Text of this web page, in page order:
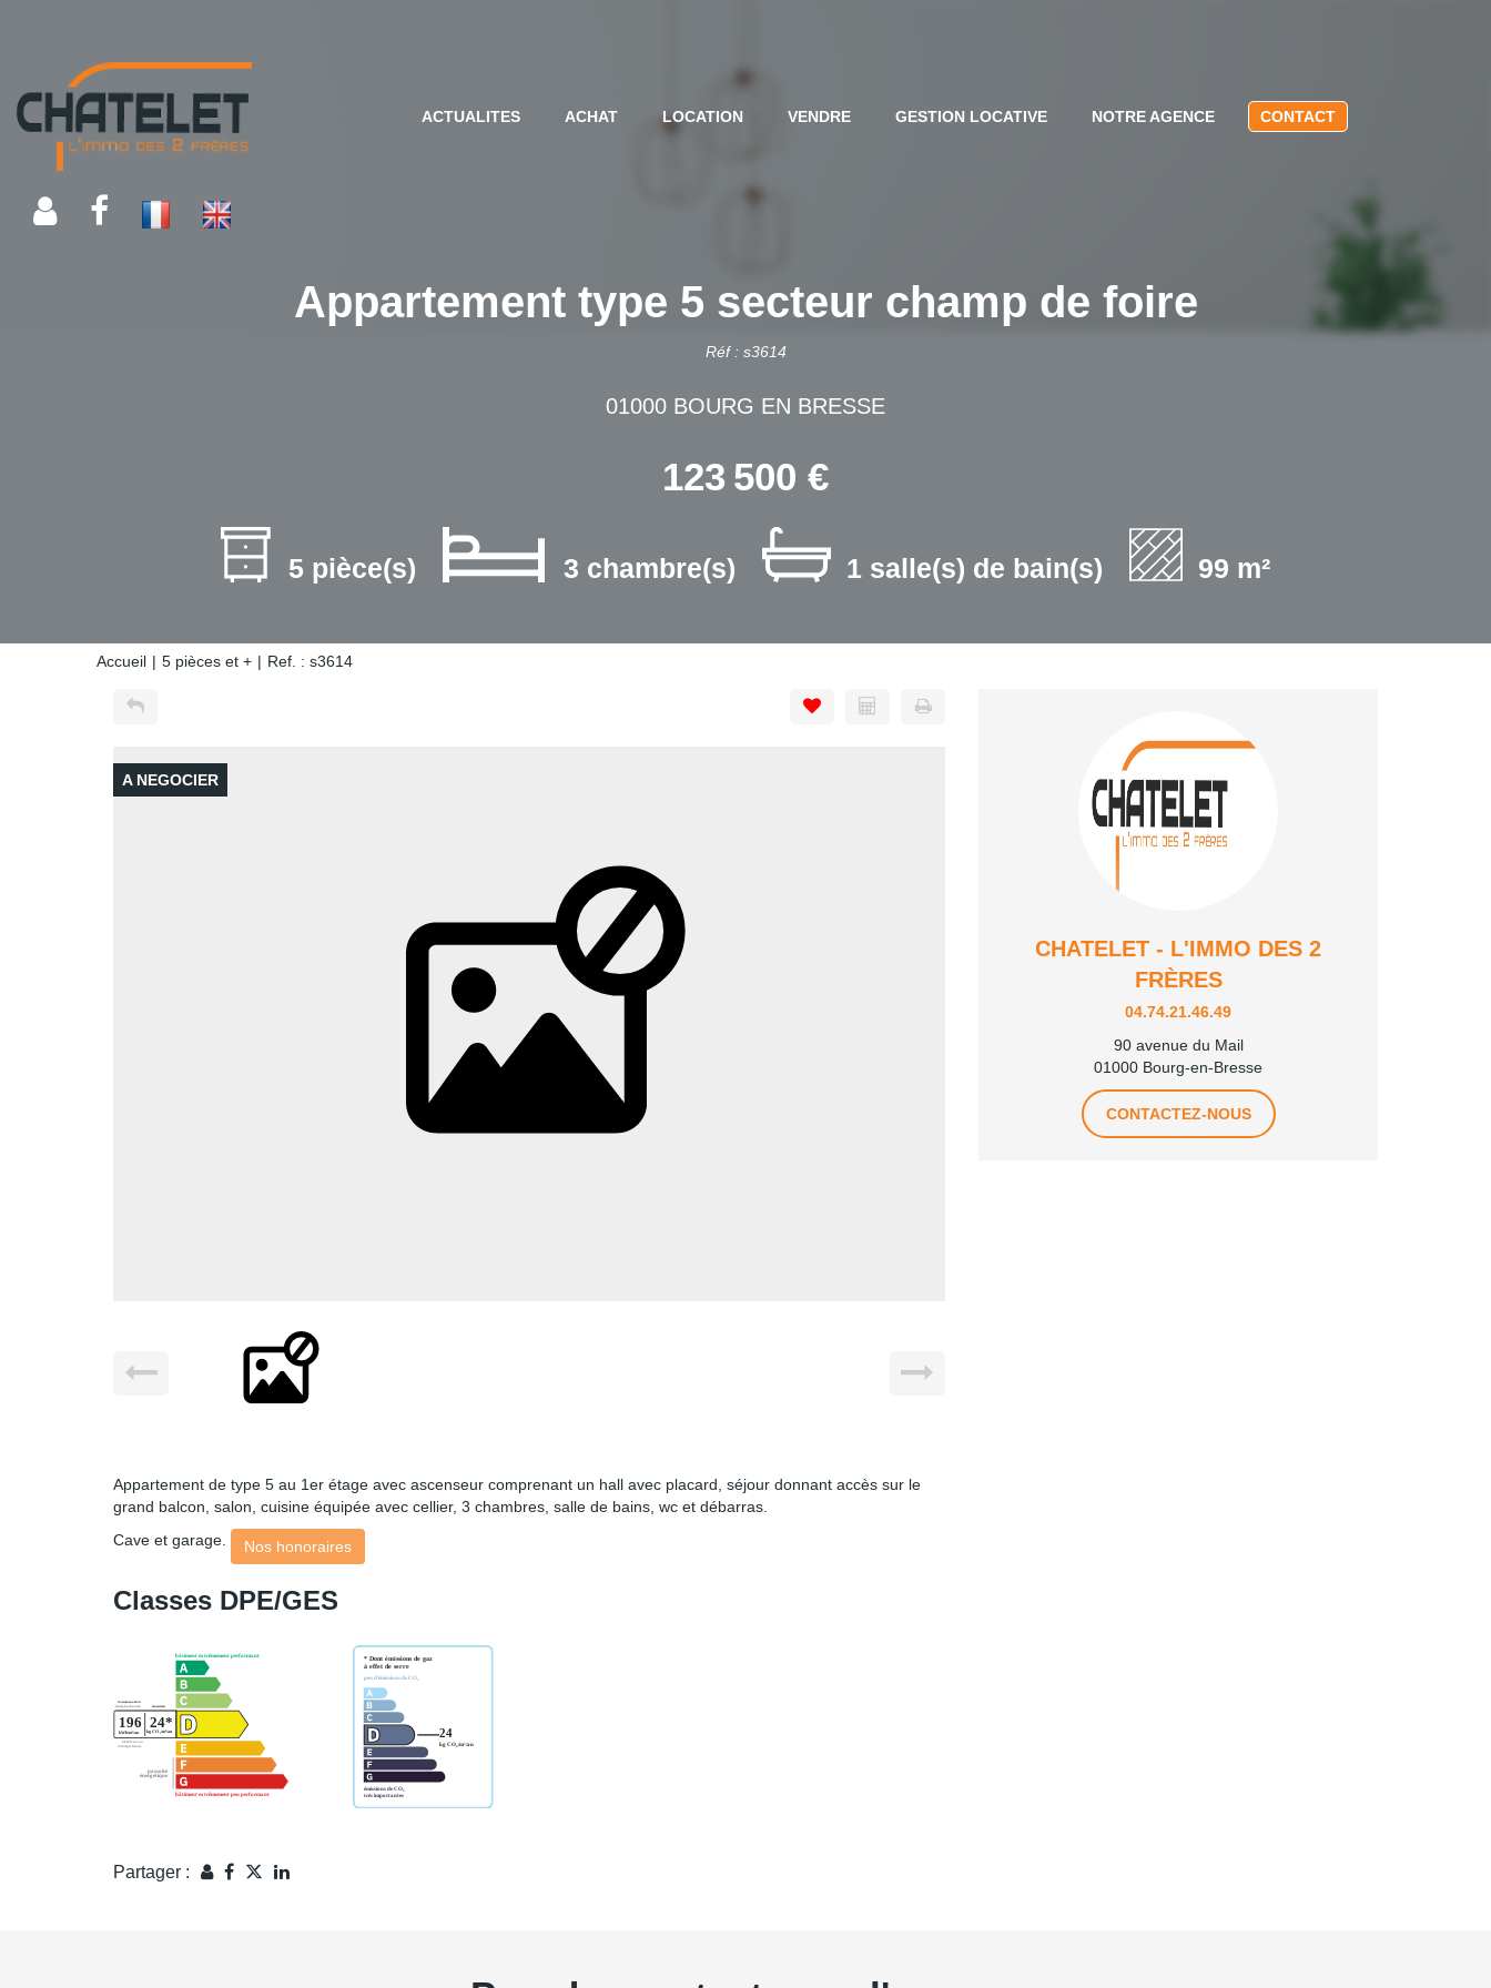
ACTUALITES ACHAT LOCATION VENDRE GESTION LOCATIVE NOTRE AGENCE CONTACT
Appartement type 5 secteur champ de foire
Réf : s3614
01000 BOURG EN BRESSE
123 500 €
5 pièce(s) 3 chambre(s) 1 salle(s) de bain(s) 99 m²
Accueil 5 pièces et + Ref. : s3614
A NEGOCIER
Appartement de type 5 au 1er étage avec ascenseur comprenant un hall avec placard, séjour donnant accès sur le
grand balcon, salon, cuisine équipée avec cellier, 3 chambres, salle de bains, wc et débarras.
Cave et garage.
Nos honoraires
Classes DPE/GES
Partager :
CHATELET - L'IMMO DES 2
FRÈRES
04.74.21.46.49
90 avenue du Mail
01000 Bourg-en-Bresse
CONTACTEZ-NOUS